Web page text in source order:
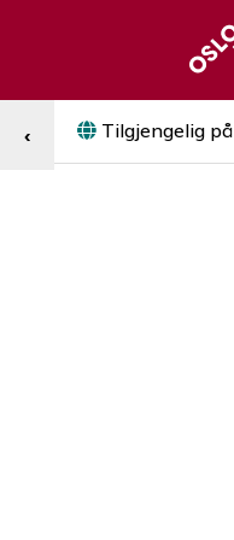
Tilgjengelig på
‹